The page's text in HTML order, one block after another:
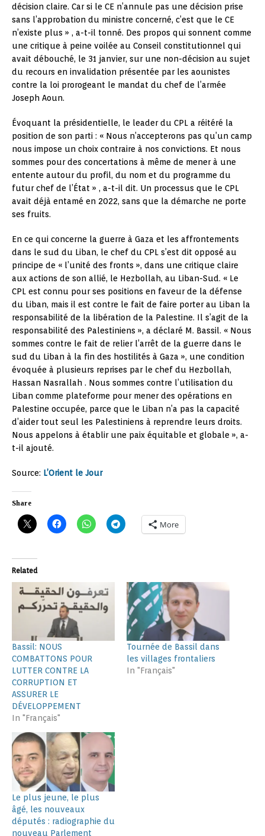
décision claire. Car si le CE n’annule pas une décision prise
sans l’approbation du ministre concerné, c’est que le CE
n’existe plus » , a-t-il tonné. Des propos qui sonnent comme
une critique à peine voilée au Conseil constitutionnel qui
avait débouché, le 31 janvier, sur une non-décision au sujet
du recours en invalidation présentée par les aounistes
contre la loi prorogeant le mandat du chef de l’armée
Joseph Aoun.
Évoquant la présidentielle, le leader du CPL a réitéré la
position de son parti : « Nous n’accepterons pas qu’un camp
nous impose un choix contraire à nos convictions. Et nous
sommes pour des concertations à même de mener à une
entente autour du profil, du nom et du programme du
futur chef de l’État » , a-t-il dit. Un processus que le CPL
avait déjà entamé en 2022, sans que la démarche ne porte
ses fruits.
En ce qui concerne la guerre à Gaza et les affrontements
dans le sud du Liban, le chef du CPL s’est dit opposé au
principe de « l’unité des fronts », dans une critique claire
aux actions de son allié, le Hezbollah, au Liban-Sud. « Le
CPL est connu pour ses positions en faveur de la défense
du Liban, mais il est contre le fait de faire porter au Liban la
responsabilité de la libération de la Palestine. Il s’agit de la
responsabilité des Palestiniens », a déclaré M. Bassil. « Nous
sommes contre le fait de relier l’arrêt de la guerre dans le
sud du Liban à la fin des hostilités à Gaza », une condition
évoquée à plusieurs reprises par le chef du Hezbollah,
Hassan Nasrallah . Nous sommes contre l’utilisation du
Liban comme plateforme pour mener des opérations en
Palestine occupée, parce que le Liban n’a pas la capacité
d’aider tout seul les Palestiniens à reprendre leurs droits.
Nous appelons à établir une paix équitable et globale », a-
t-il ajouté.
Source: L’Orient le Jour
Share
More
Related
Bassil: NOUS
COMBATTONS POUR
LUTTER CONTRE LA
CORRUPTION ET
ASSURER LE
DÉVELOPPEMENT
In "Français"
Tournée de Bassil dans
les villages frontaliers
In "Français"
Le plus jeune, le plus
âgé, les nouveaux
députés : radiographie du
nouveau Parlement